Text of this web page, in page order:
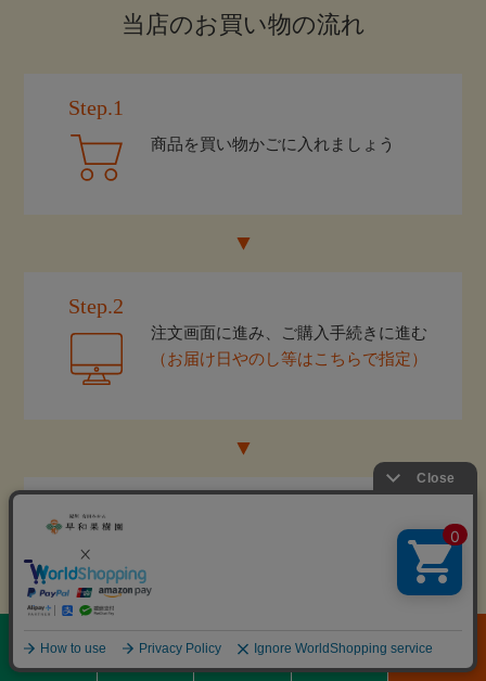
当店のお買い物の流れ
Step.1
商品を買い物かごに入れましょう
Step.2
注文画面に進み、ご購入手続きに進む
（お届け日やのし等はこちらで指定）
Step.3